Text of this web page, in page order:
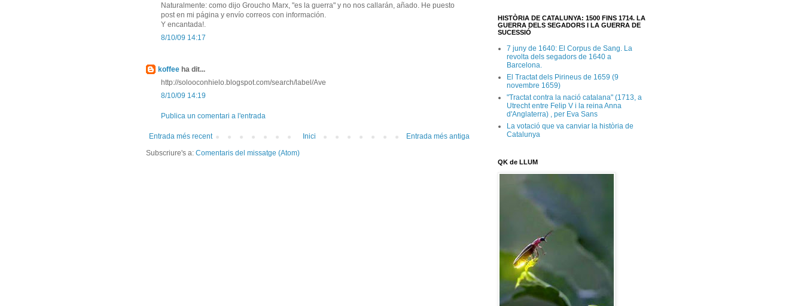
Naturalmente: como dijo Groucho Marx, "es la guerra" y no nos callarán, añado. He puesto
post en mi página y envío correos con información.
Y encantada!.
8/10/09 14:17
koffee ha dit...
http://solooconhielo.blogspot.com/search/label/Ave
8/10/09 14:19
Publica un comentari a l'entrada
Entrada més recent Entrada més antiga
Inici
Subscriure's a: Comentaris del missatge (Atom)
HISTÒRIA DE CATALUNYA: 1500 FINS 1714. LA
GUERRA DELS SEGADORS I LA GUERRA DE
SUCESSIÓ
7 juny de 1640: El Corpus de Sang. La
revolta dels segadors de 1640 a
Barcelona.
El Tractat dels Pirineus de 1659 (9
novembre 1659)
"Tractat contra la nació catalana" (1713, a
Utrecht entre Felip V i la reina Anna
d'Anglaterra) , per Eva Sans
La votació que va canviar la història de
Catalunya
QK de LLUM